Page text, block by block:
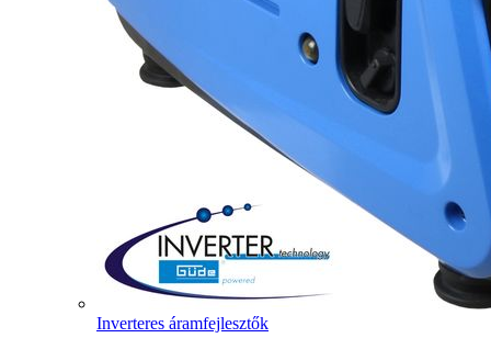
Inverteres áramfejlesztők